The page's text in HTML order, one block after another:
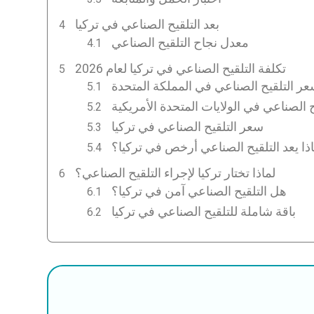
بعد التلقيح الصناعي في تركيا
معدل نجاح التلقيح الصناعي
تكلفة التلقيح الصناعي في تركيا لعام 2026
التلقيح الصناعي في المملكة المتحدة
الصناعي في الولايات المتحدة الأمريكية
سعر التلقيح الصناعي في تركيا
يعد التلقيح الصناعي أرخص في تركيا؟
لماذا تختار تركيا لإجراء التلقيح الصناعي؟
هل التلقيح الصناعي آمن في تركيا؟
باقة شاملة للتلقيح الصناعي في تركيا